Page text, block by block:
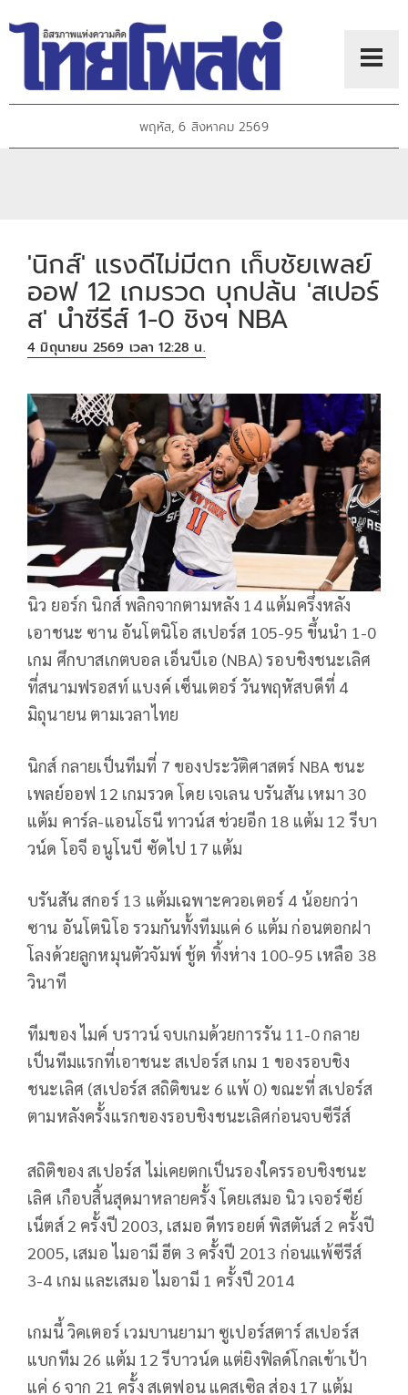
พฤหัส, 6 สิงหาคม 2569
'นิกส์' แรงดีไม่มีตก เก็บชัยเพลย์
ออฟ 12 เกมรวด บุกปล้น 'สเปอร์
ส' นำซีรีส์ 1-0 ชิงฯ NBA
4 มิถุนายน 2569 เวลา 12:28 น.
นิว ยอร์ก นิกส์ พลิกจากตามหลัง 14 แต้มครึ่งหลัง
เอาชนะ ซาน อันโตนิโอ สเปอร์ส 105-95 ขึ้นนำ 1-0
เกม ศึกบาสเกตบอล เอ็นบีเอ (NBA) รอบชิงชนะเลิศ
ที่สนามฟรอสท์ แบงค์ เซ็นเตอร์ วันพฤหัสบดีที่ 4
มิถุนายน ตามเวลาไทย
นิกส์ กลายเป็นทีมที่ 7 ของประวัติศาสตร์ NBA ชนะ
เพลย์ออฟ 12 เกมรวด โดย เจเลน บรันสัน เหมา 30
แต้ม คาร์ล-แอนโธนี ทาวน์ส ช่วยอีก 18 แต้ม 12 รีบา
วน์ด โอจี อนูโนบี ซัดไป 17 แต้ม
บรันสัน สกอร์ 13 แต้มเฉพาะควอเตอร์ 4 น้อยกว่า
ซาน อันโตนิโอ รวมกันทั้งทีมแค่ 6 แต้ม ก่อนตอกฝา
โลงด้วยลูกหมุนตัวจัมพ์ ชู้ต ทิ้งห่าง 100-95 เหลือ 38
วินาที
ทีมของ ไมค์ บราวน์ จบเกมด้วยการรัน 11-0 กลาย
เป็นทีมแรกที่เอาชนะ สเปอร์ส เกม 1 ของรอบชิง
ชนะเลิศ (สเปอร์ส สถิติขนะ 6 แพ้ 0) ขณะที่ สเปอร์ส
ตามหลังครั้งแรกของรอบชิงชนะเลิศก่อนจบซีรีส์
สถิติของ สเปอร์ส ไม่เคยตกเป็นรองใครรอบชิงชนะ
เลิศ เกือบสิ้นสุดมาหลายครั้ง โดยเสมอ นิว เจอร์ซีย์
เน็ตส์ 2 ครั้งปี 2003, เสมอ ดีทรอยต์ พิสตันส์ 2 ครั้งปี
2005, เสมอ ไมอามี ฮีต 3 ครั้งปี 2013 ก่อนแพ้ซีรีส์
3-4 เกม และเสมอ ไมอามี 1 ครั้งปี 2014
เกมนี้ วิคเตอร์ เวมบานยามา ซูเปอร์สตาร์ สเปอร์ส
แบกทีม 26 แต้ม 12 รีบาวน์ด แต่ยิงฟิลด์โกลเข้าเป้า
แค่ 6 จาก 21 ครั้ง สเตฟอน แคสเซิล ส่อง 17 แต้ม